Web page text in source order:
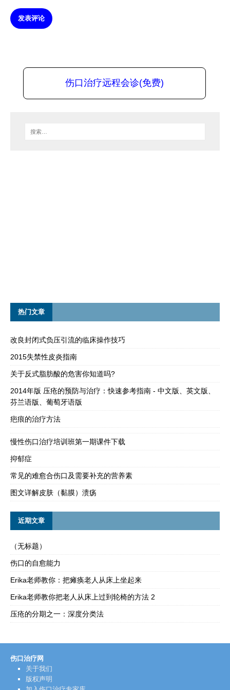
发表评论
伤口治疗远程会诊(免费)
热门文章
改良封闭式负压引流的临床操作技巧
2015失禁性皮炎指南
关于反式脂肪酸的危害你知道吗?
2014年版 压疮的预防与治疗：快速参考指南 - 中文版、英文版、
芬兰语版、葡萄牙语版
疤痕的治疗方法
慢性伤口治疗培训班第一期课件下载
抑郁症
常见的难愈合伤口及需要补充的营养素
图文详解皮肤（黏膜）溃疡
近期文章
（无标题）
伤口的自愈能力
Erika老师教你：把瘫痪老人从床上坐起来
Erika老师教你把老人从床上过到轮椅的方法 2
压疮的分期之一：深度分类法
伤口治疗网
关于我们
版权声明